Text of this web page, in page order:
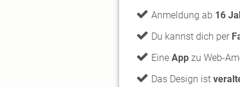
Anmeldung ab 16
Du kannst dich per
Eine App zu Web-
Das Design ist